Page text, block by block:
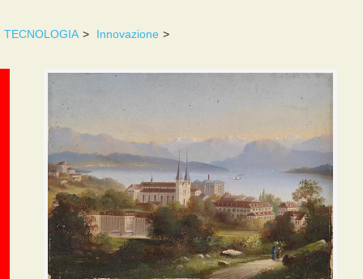
TECNOLOGIA > Innovazione >